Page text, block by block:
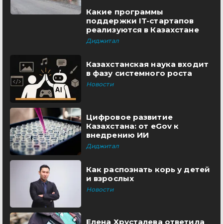
Какие программы
поддержки IT-стартапов
реализуются в Казахстане
Диджитал
Казахстанская наука входит
в фазу системного роста
Новости
Цифровое развитие
Казахстана: от eGov к
внедрению ИИ
Диджитал
Как распознать корь у детей
и взрослых
Новости
Елена Хрусталева ответила